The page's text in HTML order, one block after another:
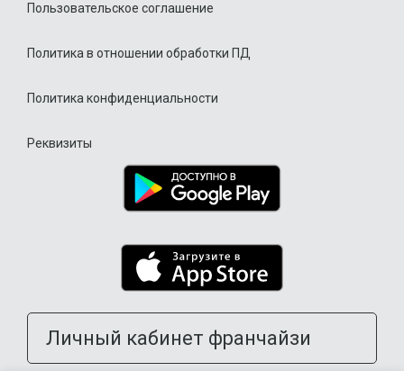
Пользовательское соглашение
Политика в отношении обработки ПД
Политика конфиденциальности
Реквизиты
Личный кабинет франчайзи